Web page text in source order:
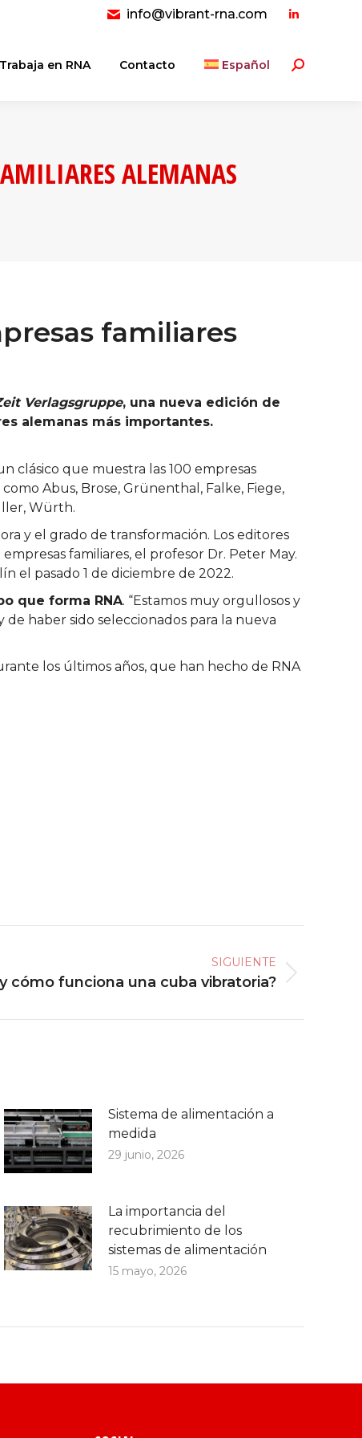
info@vibrant-rna.com
Linkedin
opens
Trabaja en RNA Contacto Español Buscar:
ALEMANAS
familiares
Verlagsgruppe, una nueva edición de
alemanas más importantes.
clásico que muestra las 100 empresas
Abus, Brose, Grünenthal, Falke, Fiege,
Würth.
y el grado de transformación. Los editores
familiares, el profesor Dr. Peter May.
el pasado 1 de diciembre de 2022.
que forma RNA. “Estamos muy orgullosos y
haber sido seleccionados para la nueva
los últimos años, que han hecho de RNA
SIGUIENTE
cómo funciona una cuba vibratoria?
Sistema de alimentación a
medida
29 junio, 2026
La importancia del
recubrimiento de los
sistemas de alimentación
15 mayo, 2026